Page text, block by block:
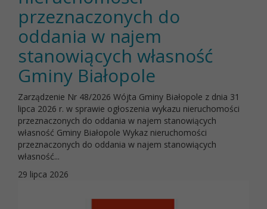
przeznaczonych do
oddania w najem
stanowiących własność
Gminy Białopole
Zarządzenie Nr 48/2026 Wójta Gminy Białopole z dnia 31
lipca 2026 r. w sprawie ogłoszenia wykazu nieruchomości
przeznaczonych do oddania w najem stanowiących
własność Gminy Białopole Wykaz nieruchomości
przeznaczonych do oddania w najem stanowiących
własność...
29 lipca 2026